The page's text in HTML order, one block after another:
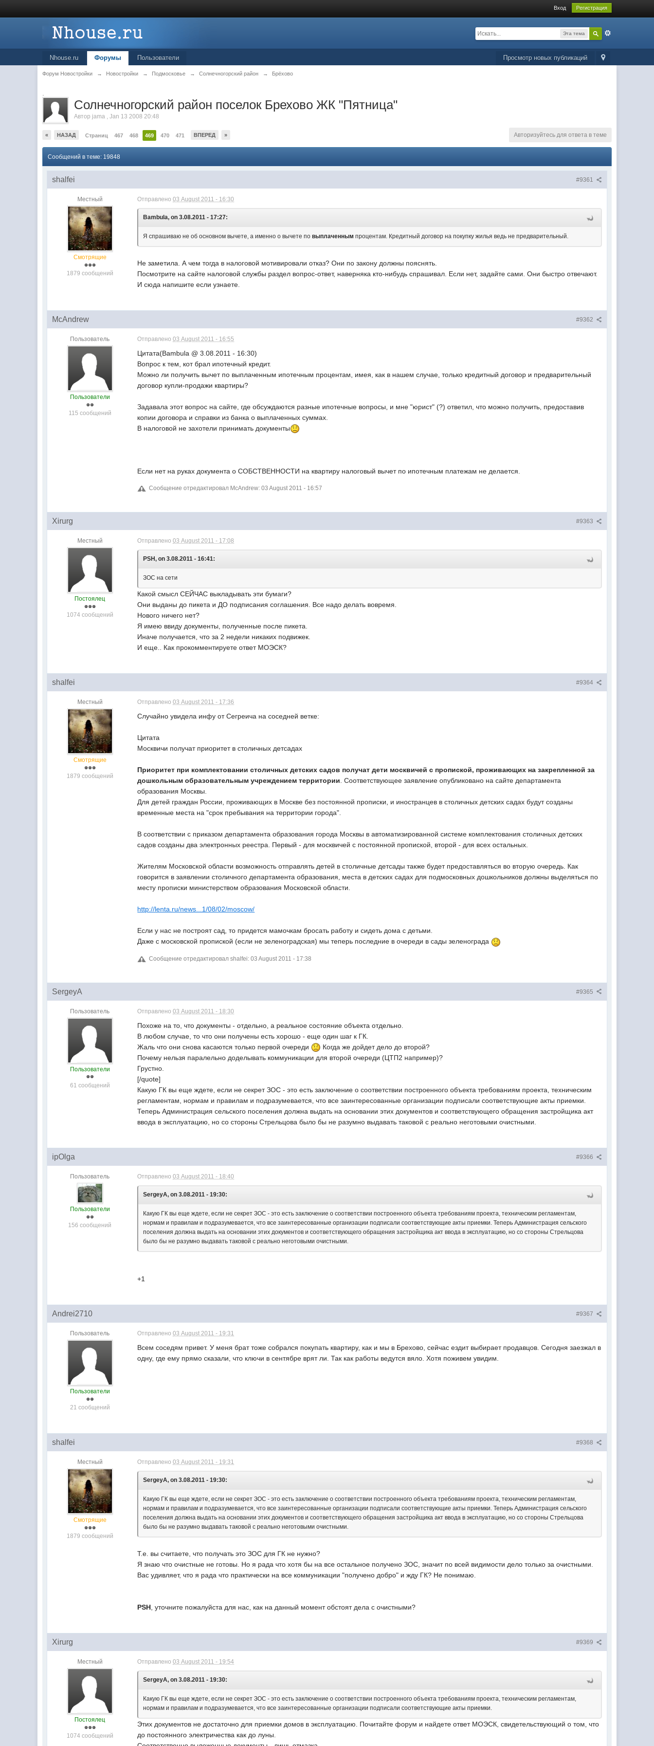
Вход Регистрация
Эта тема
Просмотр новых публикаций
Nhouse.ru Форумы Пользователи
Форум Новостройки → Новостройки → Подмосковье → Солнечногорский район → Брёхово
.
Cолнечногорский район поселок Брехово ЖК "Пятница"
Автор jama ,Jan 13 2008 20:48
« НАЗАД Страниц 467 468 469 470 471 ВПЕРЕД » Авторизуйтесь для ответа в теме
Сообщений в теме: 19848
#9361
shalfei
Местный
Смотрящие
1879 сообщений
Отправлено03 August 2011 - 16:30
Bambula, on 3.08.2011 - 17:27:
Я спрашиваю не об основном вычете, а именно о вычете повыплаченным процентам. Кредитный договор на покупку жилья ведь не предварительный.
Не заметила. А чем тогда в налоговой мотивировали отказ? Они по закону должны пояснять.
Посмотрите на сайте налоговой службы раздел вопрос-ответ, наверняка кто-нибудь спрашивал. Если нет, задайте сами. Они быстро отвечают.
И сюда напишите если узнаете.
#9362
McAndrew
Пользователь
Пользователи
115 сообщений
Отправлено03 August 2011 - 16:55
Цитата(Bambula @ 3.08.2011 - 16:30)
Вопрос к тем, кот брал ипотечный кредит.
Можно ли получить вычет по выплаченным ипотечным процентам, имея, как в нашем случае, только кредитный договор и предварительный
договор купли-продажи квартиры?
Задавала этот вопрос на сайте, где обсуждаются разные ипотечные вопросы, и мне "юрист" (?) ответил, что можно получить, предоставив
копии договора и справки из банка о выплаченных суммах.
В налоговой не захотели принимать документы
Если нет на руках документа о СОБСТВЕННОСТИ на квартиру налоговый вычет по ипотечным платежам не делается.
Сообщение отредактировал McAndrew: 03 August 2011 - 16:57
#9363
Xirurg
Местный
Постоялец
1074 сообщений
Отправлено03 August 2011 - 17:08
PSH, on 3.08.2011 - 16:41:
ЗОС на сети
Какой смысл СЕЙЧАС выкладывать эти бумаги?
Они выданы до пикета и ДО подписания соглашения. Все надо делать вовремя.
Нового ничего нет?
Я имею ввиду документы, полученные после пикета.
Иначе получается, что за 2 недели никаких подвижек.
И еще.. Как прокомментируете ответ МОЭСК?
#9364
shalfei
Местный
Смотрящие
1879 сообщений
Отправлено03 August 2011 - 17:36
Случайно увидела инфу от Сегреича на соседней ветке:
Цитата
Москвичи получат приоритет в столичных детсадах
Приоритет при комплектовании столичных детских садов получат дети москвичей с пропиской, проживающих на закрепленной за
дошкольным образовательным учреждением территории. Соответствующее заявление опубликовано на сайте департамента
образования Москвы.
Для детей граждан России, проживающих в Москве без постоянной прописки, и иностранцев в столичных детских садах будут созданы
временные места на "срок пребывания на территории города".
В соответствии с приказом департамента образования города Москвы в автоматизированной системе комплектования столичных детских
садов созданы два электронных реестра. Первый - для москвичей с постоянной пропиской, второй - для всех остальных.
Жителям Московской области возможность отправлять детей в столичные детсады также будет предоставляться во вторую очередь. Как
говорится в заявлении столичного департамента образования, места в детских садах для подмосковных дошкольников должны выделяться по
месту прописки министерством образования Московской области.
http://lenta.ru/news...1/08/02/moscow/
Если у нас не построят сад, то придется мамочкам бросать работу и сидеть дома с детьми.
Даже с московской пропиской (если не зеленоградская) мы теперь последние в очереди в сады зеленограда
Сообщение отредактировал shalfei: 03 August 2011 - 17:38
#9365
SergeyA
Пользователь
Пользователи
61 сообщений
Отправлено03 August 2011 - 18:30
Похоже на то, что документы - отдельно, а реальное состояние объекта отдельно.
В любом случае, то что они получены есть хорошо - еще один шаг к ГК.
Жаль что они снова касаются только первой очереди
Когда же дойдет дело до второй?
Почему нельзя паралельно доделывать коммуникации для второй очереди (ЦТП2 например)?
Грустно.
[/quote]
Какую ГК вы еще ждете, если не секрет ЗОС - это есть заключение о соответствии построенного объекта требованиям проекта, техническим
регламентам, нормам и правилам и подразумевается, что все заинтересованные организации подписали соответствующие акты приемки.
Теперь Администрация сельского поселения должна выдать на основании этих документов и соответствующего обращения застройщика акт
ввода в эксплуатацию, но со стороны Стрельцова было бы не разумно выдавать таковой с реально неготовыми очистными.
#9366
ipOlga
Пользователь
Пользователи
156 сообщений
Отправлено03 August 2011 - 18:40
SergeyA, on 3.08.2011 - 19:30:
Какую ГК вы еще ждете, если не секрет ЗОС - это есть заключение о соответствии построенного объекта требованиям проекта, техническим регламентам,
нормам и правилам и подразумевается, что все заинтересованные организации подписали соответствующие акты приемки. Теперь Администрация сельского
поселения должна выдать на основании этих документов и соответствующего обращения застройщика акт ввода в эксплуатацию, но со стороны Стрельцова
было бы не разумно выдавать таковой с реально неготовыми очистными.
+1
#9367
Andrei2710
Пользователь
Пользователи
21 сообщений
Отправлено03 August 2011 - 19:31
Всем соседям привет. У меня брат тоже собрался покупать квартиру, как и мы в Брехово, сейчас ездит выбирает продавцов. Сегодня заезжал в
одну, где ему прямо сказали, что ключи в сентябре врят ли. Так как работы ведутся вяло. Хотя поживем увидим.
#9368
shalfei
Местный
Смотрящие
1879 сообщений
Отправлено03 August 2011 - 19:31
SergeyA, on 3.08.2011 - 19:30:
Какую ГК вы еще ждете, если не секрет ЗОС - это есть заключение о соответствии построенного объекта требованиям проекта, техническим регламентам,
нормам и правилам и подразумевается, что все заинтересованные организации подписали соответствующие акты приемки. Теперь Администрация сельского
поселения должна выдать на основании этих документов и соответствующего обращения застройщика акт ввода в эксплуатацию, но со стороны Стрельцова
было бы не разумно выдавать таковой с реально неготовыми очистными.
Т.е. вы считаете, что получать это ЗОС для ГК не нужно?
Я знаю что очистные не готовы. Но я рада что хотя бы на все остальное получено ЗОС, значит по всей видимости дело только за очистными.
Вас удивляет, что я рада что практически на все коммуникации "получено добро" и жду ГК? Не понимаю.
PSH , уточните пожалуйста для нас, как на данный момент обстоят дела с очистными?
#9369
Xirurg
Местный
Постоялец
1074 сообщений
Отправлено03 August 2011 - 19:54
SergeyA, on 3.08.2011 - 19:30:
Какую ГК вы еще ждете, если не секрет ЗОС - это есть заключение о соответствии построенного объекта требованиям проекта, техническим регламентам,
нормам и правилам и подразумевается, что все заинтересованные организации подписали соответствующие акты приемки.
Этих документов не достаточно для приемки домов в эксплуатацию. Почитайте форум и найдете ответ МОЭСК, свидетельствующий о том, что
до постоянного электричества как до луны.